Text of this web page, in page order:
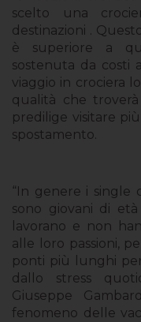
scelto una
destinazioni .
è superiore a
sostenuta da costi
viaggio in crociera
qualità che
predilige visitare
spostamento.
“In genere i single
sono giovani di
lavorano e non
alle loro passioni,
ponti più lunghi
dallo stress
Giuseppe
fenomeno delle